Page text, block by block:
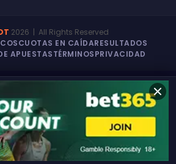
2026 | All Rights Reserved
CUOTAS EN CAÍDARESULTADOS
APUESTASTÉRMINOSPRIVACIDAD